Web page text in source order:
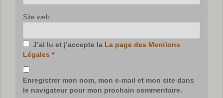
Site web
J’ai lu et j’accepte la La page des Mentions
Légales *
Enregistrer mon nom, mon e-mail et mon site dans
le navigateur pour mon prochain commentaire.